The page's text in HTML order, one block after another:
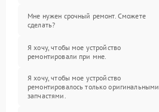
Мне нужен срочный ремонт. Сможете
сделать?
Я хочу, чтобы мое устройство
ремонтировали при мне.
Я хочу, чтобы мое устройство
ремонтировалось только оригинальными
запчастями.